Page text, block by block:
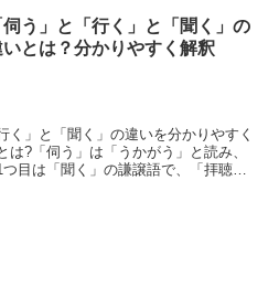
伺う」と「行く」と「聞く」の
いとは？分かりやすく解釈
く」と「聞く」の違いを分かりやすく
?「伺う」は「うかがう」と読み、
目は「聞く」の謙譲語で、「拝聴す